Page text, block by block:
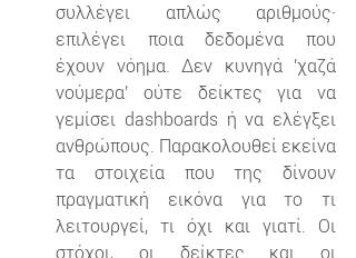
συλλέγει απλώς αριθμούς·
επιλέγει ποια δεδομένα που
έχουν νόημα. Δεν κυνηγά 'χαζά
νούμερα' ούτε δείκτες για να
γεμίσει dashboards ή να ελέγξει
ανθρώπους. Παρακολουθεί εκείνα
τα στοιχεία που της δίνουν
πραγματική εικόνα για το τι
λειτουργεί, τι όχι και γιατί. Οι
στόχοι, οι δείκτες και οι